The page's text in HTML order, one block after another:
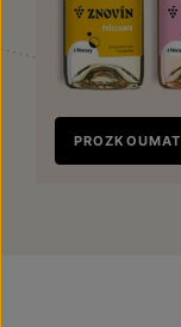
Nově
v prodeji
PROZKOUMAT